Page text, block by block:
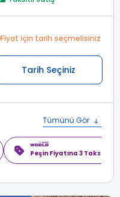
Fiyat için tarih seçmelisiniz
Tarih Seçiniz
Tümünü Gör
Peşin Fiyatına 3 Taksit